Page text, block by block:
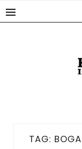
TAG: